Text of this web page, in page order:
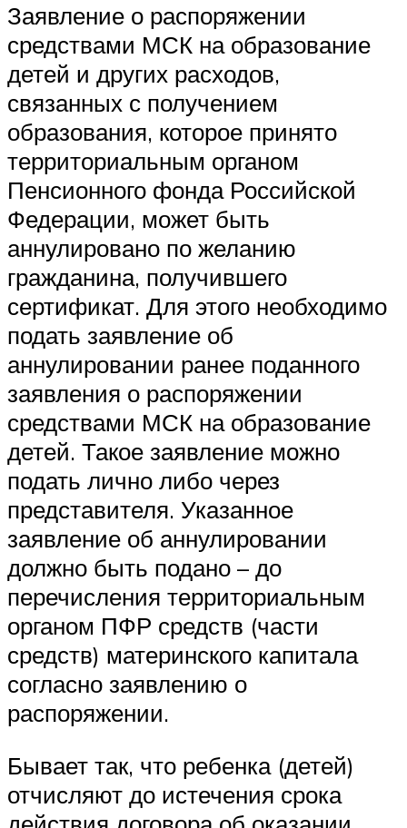
Заявление о распоряжении
средствами МСК на образование
детей и других расходов,
связанных с получением
образования, которое принято
территориальным органом
Пенсионного фонда Российской
Федерации, может быть
аннулировано по желанию
гражданина, получившего
сертификат. Для этого необходимо
подать заявление об
аннулировании ранее поданного
заявления о распоряжении
средствами МСК на образование
детей. Такое заявление можно
подать лично либо через
представителя. Указанное
заявление об аннулировании
должно быть подано – до
перечисления территориальным
органом ПФР средств (части
средств) материнского капитала
согласно заявлению о
распоряжении.
Бывает так, что ребенка (детей)
отчисляют до истечения срока